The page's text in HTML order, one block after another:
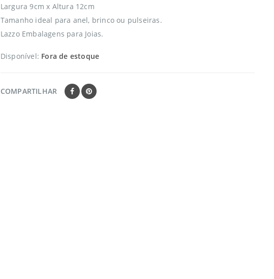
Largura 9cm x Altura 12cm
Tamanho ideal para anel, brinco ou pulseiras.
Lazzo Embalagens para Joias.
Disponível: Fora de estoque
COMPARTILHAR